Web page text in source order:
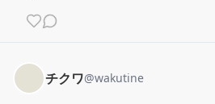
チクワ@wakutine